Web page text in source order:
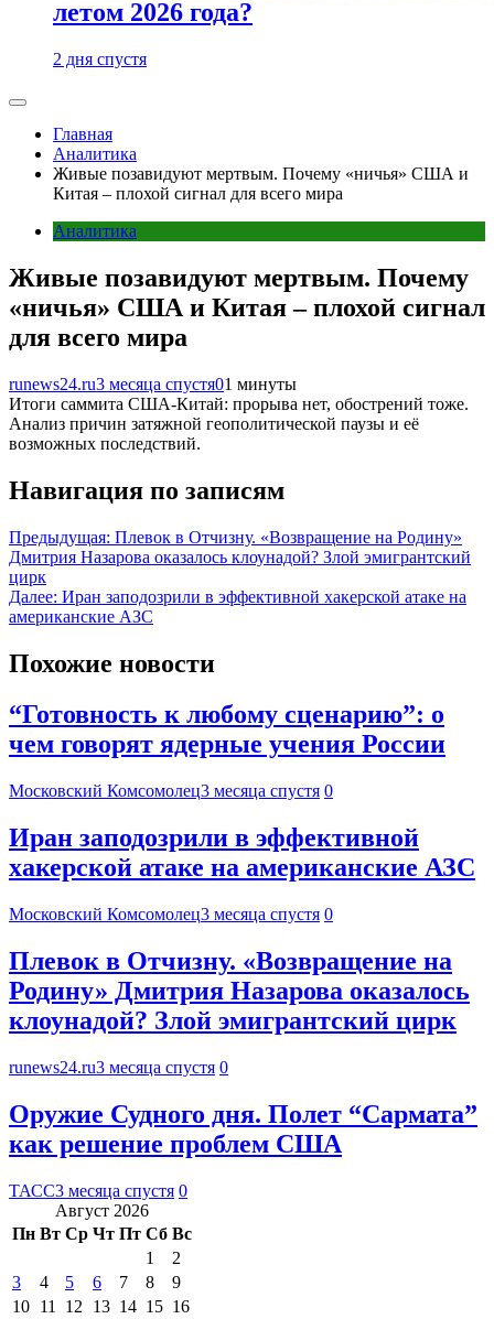
летом 2026 года?
2 дня спустя
Главная
Аналитика
Живые позавидуют мертвым. Почему «ничья» США и
Китая – плохой сигнал для всего мира
Аналитика
Живые позавидуют мертвым. Почему
«ничья» США и Китая – плохой сигнал
для всего мира
runews24.ru3 месяца спустя01 минуты
Итоги саммита США-Китай: прорыва нет, обострений тоже.
Анализ причин затяжной геополитической паузы и её
возможных последствий.
Навигация по записям
Предыдущая: Плевок в Отчизну. «Возвращение на Родину»
Дмитрия Назарова оказалось клоунадой? Злой эмигрантский
цирк
Далее: Иран заподозрили в эффективной хакерской атаке на
американские АЗС
Похожие новости
“Готовность к любому сценарию”: о
чем говорят ядерные учения России
Московский Комсомолец3 месяца спустя 0
Иран заподозрили в эффективной
хакерской атаке на американские АЗС
Московский Комсомолец3 месяца спустя 0
Плевок в Отчизну. «Возвращение на
Родину» Дмитрия Назарова оказалось
клоунадой? Злой эмигрантский цирк
runews24.ru3 месяца спустя 0
Оружие Судного дня. Полет “Сармата”
как решение проблем США
ТАСС3 месяца спустя 0
Август 2026
Пн Вт Ср Чт Пт Сб Вс
1
2
3
4 5 6 7 8
9
10 11 12 13 14 15 16